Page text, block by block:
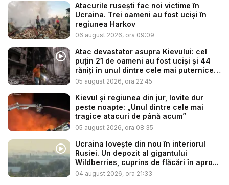
Atacurile rusești fac noi victime în
Ucraina. Trei oameni au fost uciși în
regiunea Harkov
06 august 2026, ora 09:09
Atac devastator asupra Kievului: cel
puțin 21 de oameni au fost uciși și 44
răniți în unul dintre cele mai puternice
...
05 august 2026, ora 22:45
Kievul și regiunea din jur, lovite dur
peste noapte: „Unul dintre cele mai
tragice atacuri de până acum”
05 august 2026, ora 08:35
Ucraina lovește din nou în interiorul
Rusiei. Un depozit al gigantului
Wildberries, cuprins de flăcări în apro...
04 august 2026, ora 21:33